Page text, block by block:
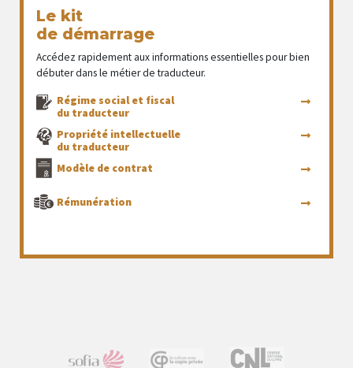
Le kit
de démarrage
Accédez rapidement aux informations essentielles pour bien
débuter dans le métier de traducteur.
Régime social et fiscal
du traducteur
Propriété intellectuelle
du traducteur
Modèle de contrat
Rémunération